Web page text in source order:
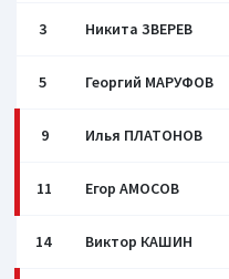
3 Никита ЗВЕРЕВ
5 Георгий МАРУФОВ
9 Илья ПЛАТОНОВ
11 Егор АМОСОВ
14 Виктор КАШИН